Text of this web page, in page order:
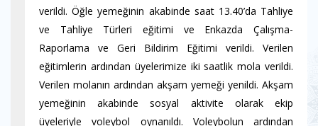
verildi. Öğle yemeğinin akabinde saat 13.40’da Tahliye
ve Tahliye Türleri eğitimi ve Enkazda Çalışma-
Raporlama ve Geri Bildirim Eğitimi verildi. Verilen
eğitimlerin ardından üyelerimize iki saatlik mola verildi.
Verilen molanın ardından akşam yemeği yenildi. Akşam
yemeğinin akabinde sosyal aktivite olarak ekip
üyeleriyle voleybol oynanıldı. Voleybolun ardından